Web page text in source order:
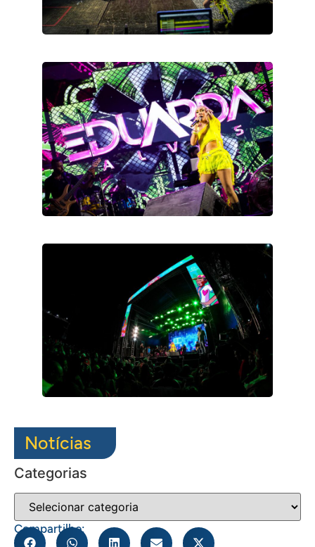
Notícias
Categorias
Compartilhe: